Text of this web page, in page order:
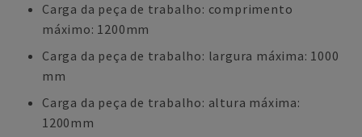
Carga da peça de trabalho: comprimento
máximo: 1200mm
Carga da peça de trabalho: largura máxima: 1000
mm
Carga da peça de trabalho: altura máxima:
1200mm